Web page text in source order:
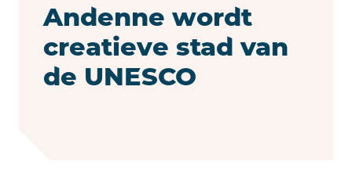
Andenne wordt
creatieve stad van
de UNESCO